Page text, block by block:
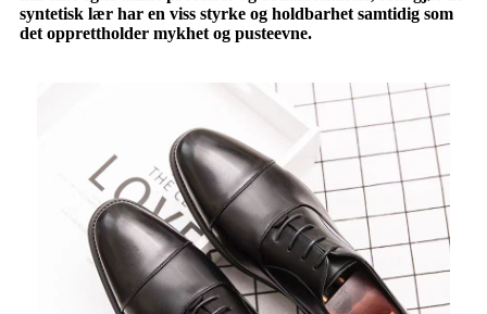
syntetisk lær har en viss styrke og holdbarhet samtidig som
det opprettholder mykhet og pusteevne.